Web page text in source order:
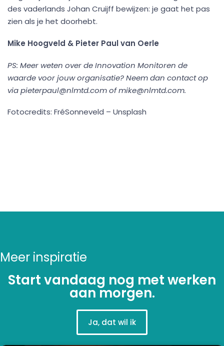
des vaderlands Johan Cruijff bewijzen: je gaat het pas
zien als je het doorhebt.
Mike Hoogveld & Pieter Paul van Oerle
PS: Meer weten over de Innovation Monitoren de
waarde voor jouw organisatie? Neem dan contact op
via pieterpaul@nlmtd.com of mike@nlmtd.com.
Fotocredits: FréSonneveld – Unsplash
Meer inspiratie
Start vandaag nog met werken
aan morgen.
Ja, dat wil ik